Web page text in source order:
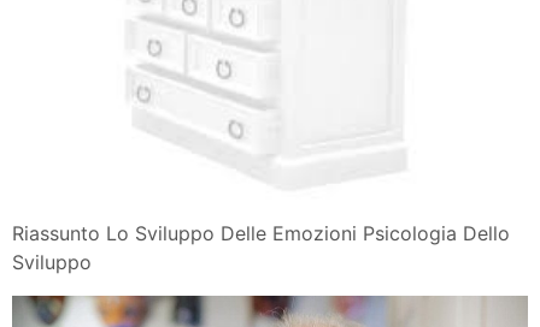
Riassunto Lo Sviluppo Delle Emozioni Psicologia Dello
Sviluppo